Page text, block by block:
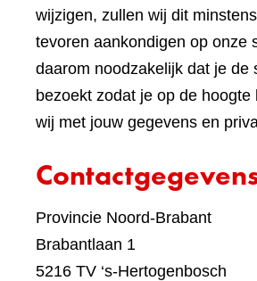
wijzigen, zullen wij dit
tevoren aankondigen op onze
daarom noodzakelijk dat je de
bezoekt zodat je op de hoogte
wij met jouw gegevens en
Provincie Noord-Brabant
Brabantlaan 1
5216 TV ‘s-Hertogenbosch